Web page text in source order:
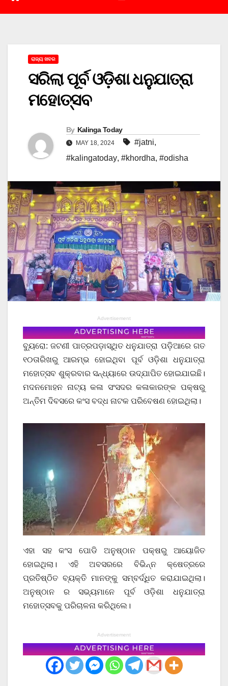
ରାଜ୍ୟ ଖବର
ସରିଲା ପୂର୍ବ ଓଡ଼ିଶା ଧନୁଯାତ୍ରା
ମହୋତ୍ସବ
By Kalinga Today
MAY 18, 2024 #jatni,
#kalingatoday, #khordha, #odisha
Advertisement
ବ୍ୟୁରୋ: ଜଟଣୀ ପାତ୍ରପଡ଼ାସ୍ଥିତ ଧନୁଯାତ୍ରା ପଡ଼ିଆରେ ଗତ
୧୦ତାରିଖରୁ ଆରମ୍ଭ ହୋଇଥିବା ପୂର୍ବ ଓଡ଼ିଶା ଧନୁଯାତ୍ରା
ମହୋତ୍ସବ ଶୁକ୍ରବାର ସନ୍ଧ୍ୟାରେ ଉଦ୍‌ଯାପିତ ହୋଇଯାଇଛି।
ମଦନମୋହନ ନାଟ୍ୟ କଳା ସଂସଦର କଳାକାରଙ୍କ ପକ୍ଷରୁ
ଅନ୍ତିମ ଦିବସରେ କଂସ ବଦ୍ଧ ନାଟକ ପରିବେଷଣ ହୋଇଥିଲା।
ଏହା ସହ କଂସ ପୋଡି ଅନୁଷ୍ଠାନ ପକ୍ଷରୁ ଆୟୋଜିତ
ହୋଇଥିଲା। ଏହି ଅବସରରେ ବିଭିନ୍ନ କ୍ଷେତ୍ରରେ
ପ୍ରତିଷ୍ଠିତ ବ୍ୟକ୍ତି ମାନଙ୍କୁ ସମ୍ବର୍ଦ୍ଧିତ କରାଯାଇଥିଲା।
ଅନୁଷ୍ଠାନ ର ସଭ୍ୟମାନେ ପୂର୍ବ ଓଡ଼ିଶା ଧନୁଯାତ୍ରା
ମହୋତ୍ସବକୁ ପରିଚାଳନା କରିଥିଲେ।
Advertisement